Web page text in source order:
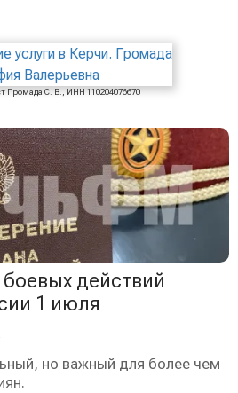
Громада С. В., ИНН 110204076670
действий
1 июля
но важный для более чем